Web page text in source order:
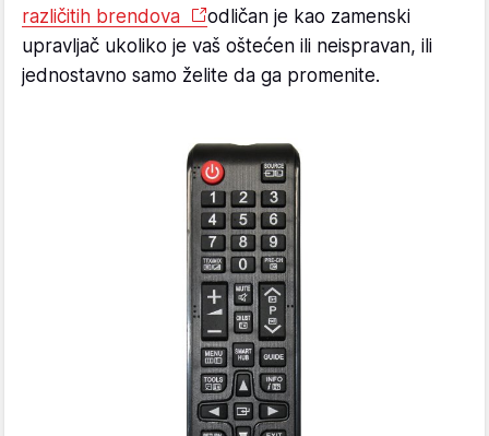
različitih brendova
odličan je kao zamenski
upravljač ukoliko je vaš oštećen ili neispravan, ili
jednostavno samo želite da ga promenite.